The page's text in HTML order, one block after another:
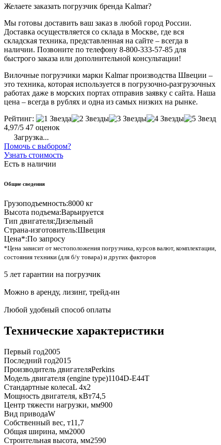
Желаете заказать погрузчик бренда Kalmar?
Мы готовы доставить ваш заказ в любой город России.
Доставка осуществляется со склада в Москве, где вся
складская техника, представленная на сайте – всегда в
наличии. Позвоните по телефону 8-800-333-57-85 для
быстрого заказа или дополнительной консультации!
Вилочные погрузчики марки Kalmar производства Швеции –
это техника, которая используется в погрузочно-разгрузочных
работах даже в морских портах отправив заявку с сайта. Наша
цена – всегда в рублях и одна из самых низких на рынке.
Рейтинг:
4,97/5 47 оценок
Загрузка...
Помочь с выбором?
Узнать стоимость
Есть в наличии
Общие сведения
Грузоподъемность:8000 кг
Высота подъема:Варьируется
Тип двигателя:Дизельный
Страна-изготовитель:Швеция
Цена*:По запросу
*Цена зависит от местоположения погрузчика, курсов валют, комплектации,
состояния техники (для б/у товара) и других факторов
5 лет гарантии на погрузчик
Можно в аренду, лизинг, трейд-ин
Любой удобный способ оплаты
Технические характеристики
Первый год2005
Последний год2015
Производитель двигателяPerkins
Модель двигателя (engine type)1104D-E44T
Стандартные колесаL 4x2
Мощность двигателя, кВт74,5
Центр тяжести нагрузки, мм900
Вид приводаW
Собственный вес, т11,7
Общая ширина, мм2000
Строительная высота, мм2590